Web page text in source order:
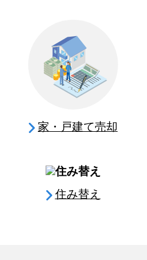
家・戸建て売却
住み替え